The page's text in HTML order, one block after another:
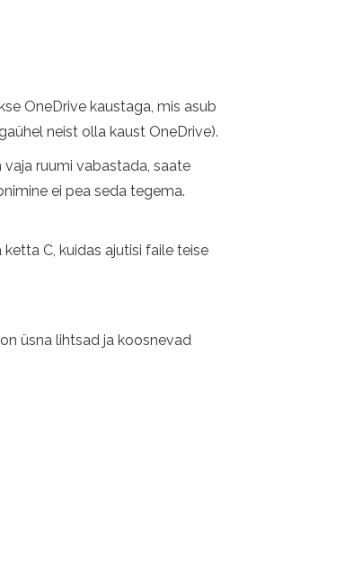
OneDrive kaustaga, mis asub
neist olla kaust OneDrive).
ruumi vabastada, saate
ei pea seda tegema.
C, kuidas ajutisi faile teise
üsna lihtsad ja koosnevad